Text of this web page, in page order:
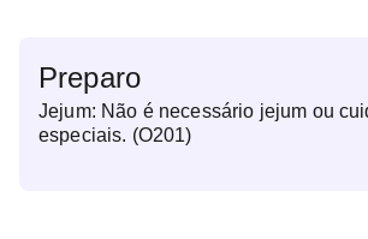
Preparo
Jejum: Não é necessário jejum ou
especiais. (O201)